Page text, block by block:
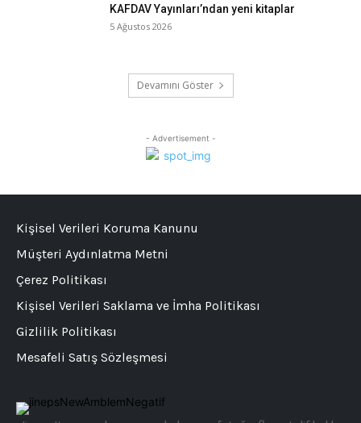
KAFDAV Yayınları’ndan yeni kitaplar
5 Ağustos 2026
Devamını Göster
- Advertisement -
Kişisel Verileri Koruma Kanunu
Müşteri Aydınlatma Metni
Çerez Politikası
Kişisel Verileri Saklama ve İmha Politikası
Gizlilik Politikası
Mesafeli Satış Sözleşmesi